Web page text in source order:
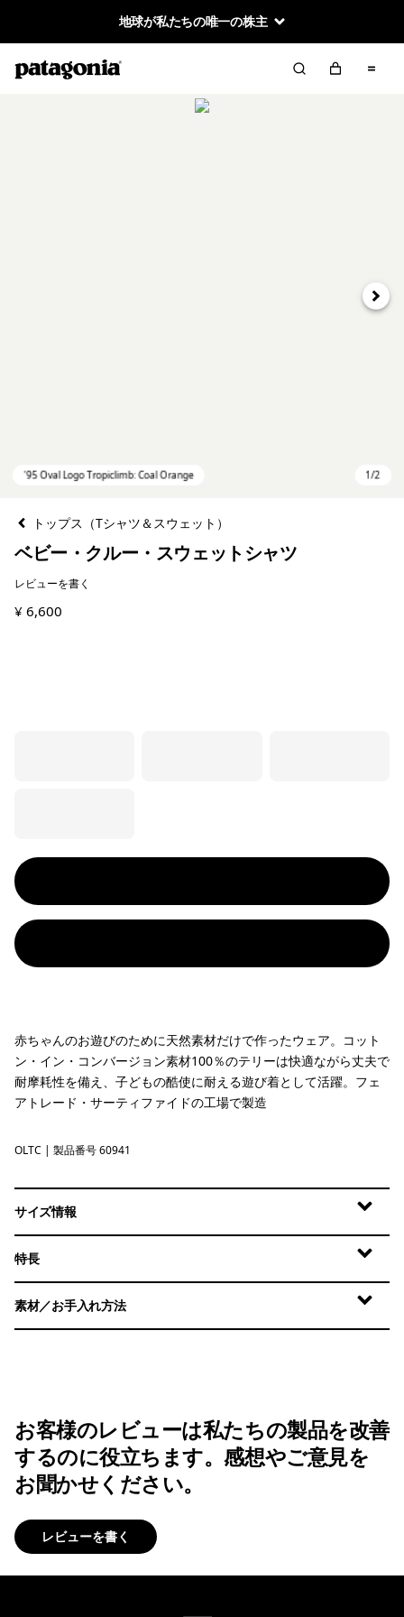
地球が私たちの唯一の株主
次へ
トップス（Tシャツ＆スウェット）
ベビー・クルー・スウェットシャツ
レビューを書く
¥ 6,600
赤ちゃんのお遊びのために天然素材だけで作ったウェア。コット
ン・イン・コンバージョン素材100％のテリーは快適ながら丈夫で
耐摩耗性を備え、子どもの酷使に耐える遊び着として活躍。フェ
アトレード・サーティファイドの工場で製造
'95 Oval Logo Tropiclimb: Coal Orange
OLTC | 製品番号 60941
サイズ情報
特長
素材／お手入れ方法
お客様のレビューは私たちの製品を改善
するのに役立ちます。感想やご意見を
お聞かせください。
レビューを書く